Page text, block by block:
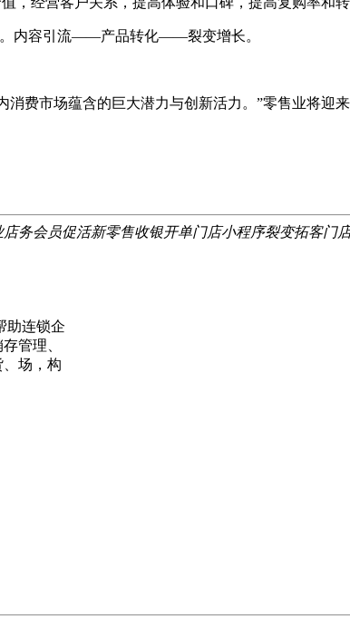
内容引流——产品转化——裂变增长。
市场蕴含的巨大潜力与创新活力。”零售业将迎
店务会员促活新零售收银开单门店小程序裂变拓客门
助连锁企
管理、
场，构